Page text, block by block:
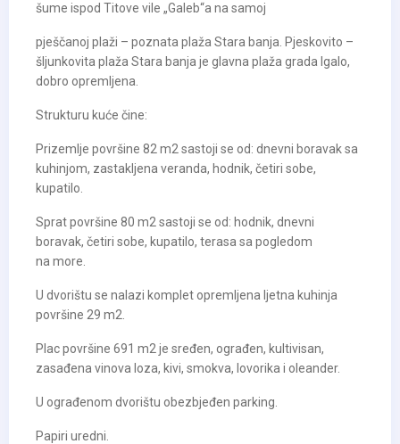
šume ispod Titove vile „Galeb“a na samoj
pješčanoj plaži – poznata plaža Stara banja. Pjeskovito –
šljunkovita plaža Stara banja je glavna plaža grada Igalo,
dobro opremljena.
Strukturu kuće čine:
Prizemlje površine 82 m2 sastoji se od: dnevni boravak sa
kuhinjom, zastakljena veranda, hodnik, četiri sobe,
kupatilo.
Sprat površine 80 m2 sastoji se od: hodnik, dnevni
boravak, četiri sobe, kupatilo, terasa sa pogledom
na more.
U dvorištu se nalazi komplet opremljena ljetna kuhinja
površine 29 m2.
Plac površine 691 m2 je sređen, ograđen, kultivisan,
zasađena vinova loza, kivi, smokva, lovorika i oleander.
U ograđenom dvorištu obezbjeđen parking.
Papiri uredni.